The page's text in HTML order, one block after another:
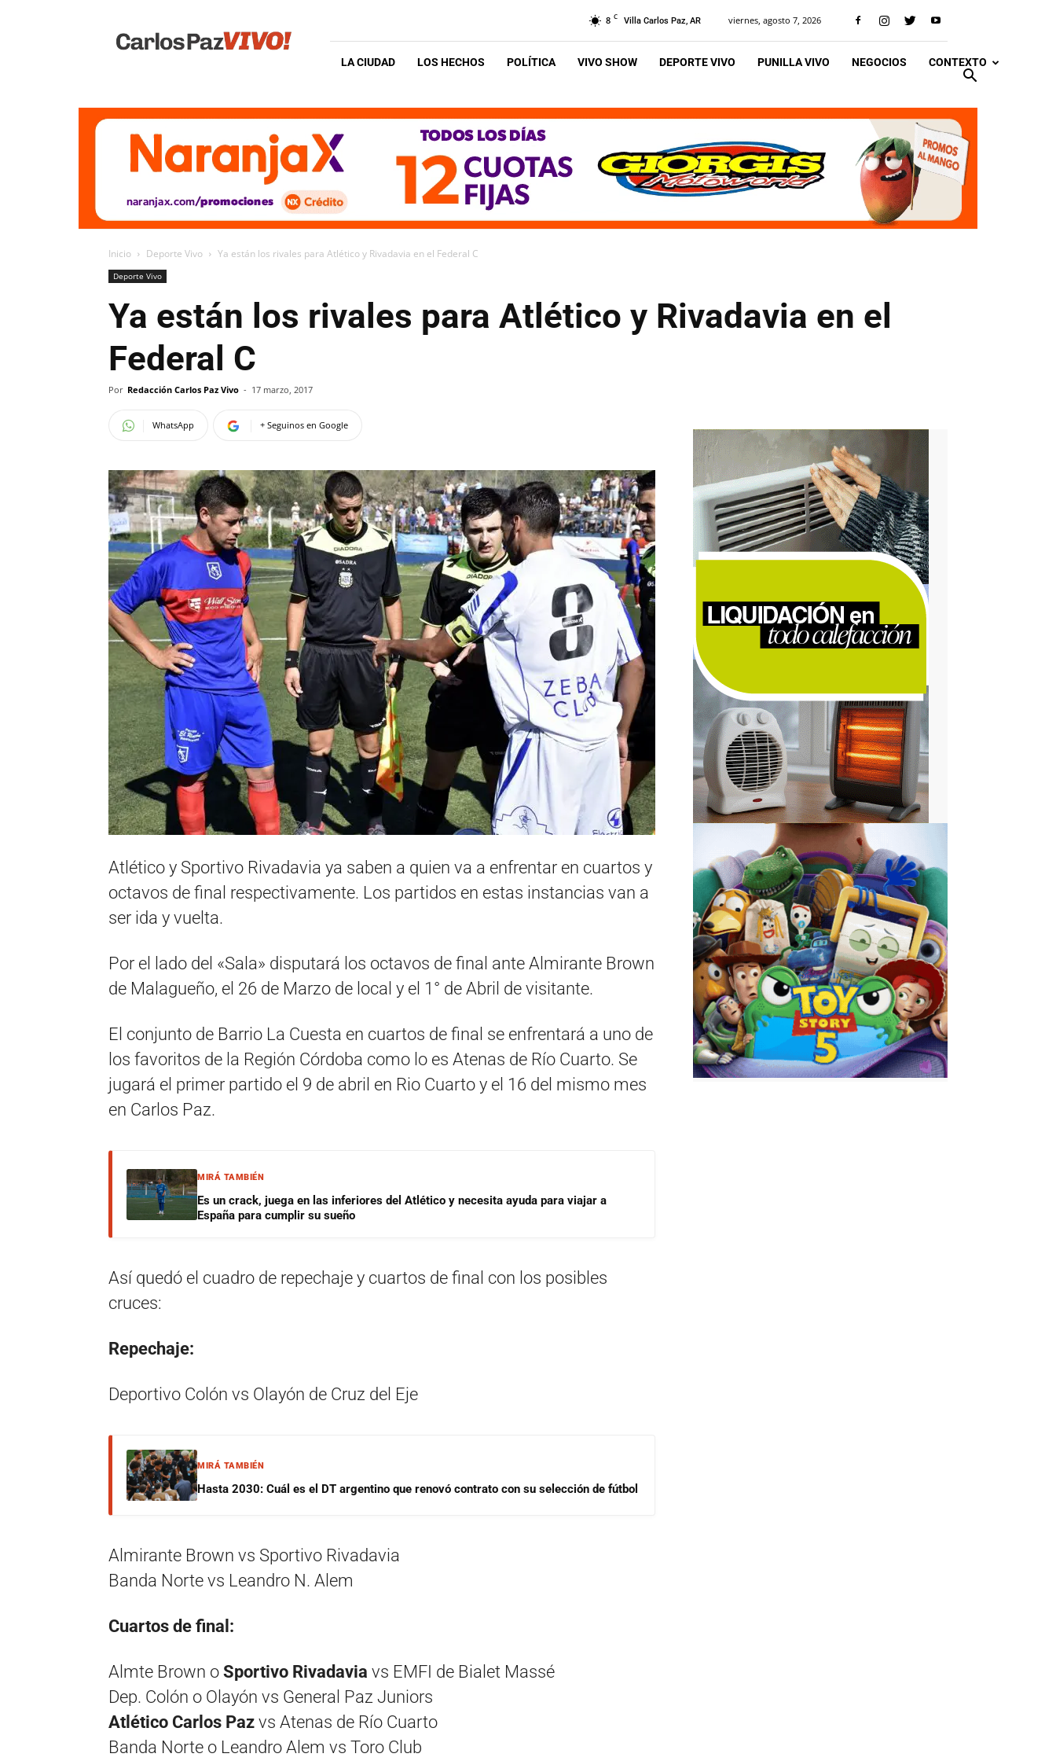
Vivo
8 C Villa Carlos Paz, AR viernes, agosto 7, 2026
LA CIUDAD LOS HECHOS POLÍTICA VIVO SHOW DEPORTE VIVO PUNILLA VIVO NEGOCIOS CONTEXTO
Inicio Deporte Vivo Ya están los rivales para Atlético y Rivadavia en el Federal C
Deporte Vivo
Ya están los rivales para Atlético y Rivadavia en el
Federal C
Por Redacción Carlos Paz Vivo - 17 marzo, 2017
WhatsApp + Seguinos en Google
Atlético y Sportivo Rivadavia ya saben a quien va a enfrentar en cuartos y
octavos de final respectivamente. Los partidos en estas instancias van a
ser ida y vuelta.
Por el lado del «Sala» disputará los octavos de final ante Almirante Brown
de Malagueño, el 26 de Marzo de local y el 1° de Abril de visitante.
El conjunto de Barrio La Cuesta en cuartos de final se enfrentará a uno de
los favoritos de la Región Córdoba como lo es Atenas de Río Cuarto. Se
jugará el primer partido el 9 de abril en Rio Cuarto y el 16 del mismo mes
en Carlos Paz.
MIRÁ TAMBIÉN
Es un crack, juega en las inferiores del Atlético y necesita ayuda para viajar a
España para cumplir su sueño
Así quedó el cuadro de repechaje y cuartos de final con los posibles
cruces:
Repechaje:
Deportivo Colón vs Olayón de Cruz del Eje
MIRÁ TAMBIÉN
Hasta 2030: Cuál es el DT argentino que renovó contrato con su selección de fútbol
Almirante Brown vs Sportivo Rivadavia
Banda Norte vs Leandro N. Alem
Cuartos de final:
Almte Brown o Sportivo Rivadavia vs EMFI de Bialet Massé
Dep. Colón o Olayón vs General Paz Juniors
Atlético Carlos Paz vs Atenas de Río Cuarto
Banda Norte o Leandro Alem vs Toro Club